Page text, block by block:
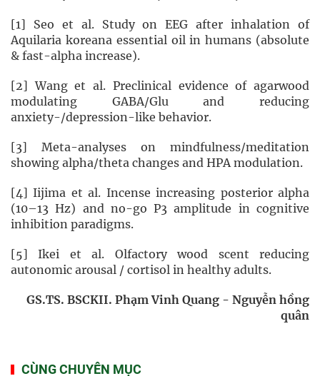
[1] Seo et al. Study on EEG after inhalation of
Aquilaria koreana essential oil in humans (absolute
& fast-alpha increase).
[2] Wang et al. Preclinical evidence of agarwood
modulating GABA/Glu and reducing
anxiety-/depression-like behavior.
[3] Meta-analyses on mindfulness/meditation
showing alpha/theta changes and HPA modulation.
[4] Iijima et al. Incense increasing posterior alpha
(10–13 Hz) and no-go P3 amplitude in cognitive
inhibition paradigms.
[5] Ikei et al. Olfactory wood scent reducing
autonomic arousal / cortisol in healthy adults.
GS.TS. BSCKII. Phạm Vinh Quang - Nguyễn hồng
quân
CÙNG CHUYÊN MỤC